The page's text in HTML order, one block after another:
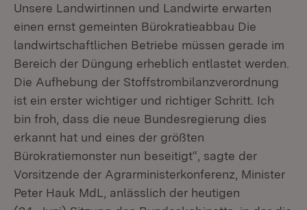
Unsere Landwirtinnen und Landwirte erwarten
einen ernst gemeinten Bürokratieabbau Die
landwirtschaftlichen Betriebe müssen gerade im
Bereich der Düngung erheblich entlastet werden.
Die Aufhebung der Stoffstrombilanzverordnung
ist ein erster wichtiger und richtiger Schritt. Ich
bin froh, dass die neue Bundesregierung dies
erkannt hat und eines der größten
Bürokratiemonster nun beseitigt“, sagte der
Vorsitzende der Agrarministerkonferenz, Minister
Peter Hauk MdL, anlässlich der heutigen